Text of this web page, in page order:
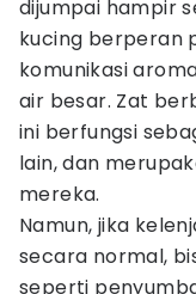
dijumpai hampir
kucing berperan
komunikasi
air besar. Zat
ini berfungsi
lain, dan
mereka.
Namun, jika
secara normal,
seperti